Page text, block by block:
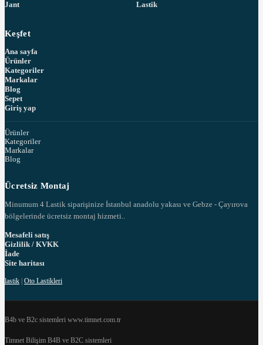
Jant Lastik
Keşfet
Ana sayfa
Ürünler
Kategoriler
Markalar
Blog
Sepet
Giriş yap
Ürünler
Kategoriler
Markalar
Blog
Ücretsiz Montaj
Minumum 4 Lastik siparişinize İstanbul anadolu yakası ve Gebze - Çayırova
bölgelerinde ücretsiz montaj hizmeti..
Mesafeli satış
Gizlilik / KVKK
İade
Site haritası
lastik Oto Lastikleri
B4b ve B2c sistemleri www.timnet.com.tr
Timnet Bilişim B4B ve B2C sistemleri